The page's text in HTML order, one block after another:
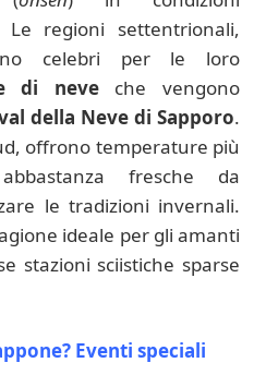
Le regioni settentrionali,
celebri per le loro
di neveche vengono
della Neve di Sapporo.
offrono temperature più
fresche da
le tradizioni invernali.
ideale per gli amanti
stazioni sciistiche sparse
Eventi speciali